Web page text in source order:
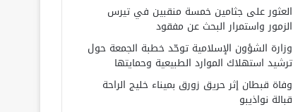
العثور على جثامين خمسة منقبين في تيرس
الزمور واستمرار البحث عن مفقود
وزارة الشؤون الإسلامية توحّد خطبة الجمعة حول
ترشيد استهلاك الموارد الطبيعية وحمايتها
وفاة قبطان إثر حريق زورق بميناء خليج الراحة
قبالة نواذيبو